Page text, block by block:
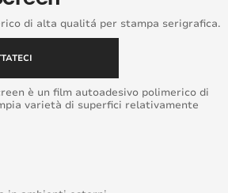
di alta qualitá per stampa serigrafica.
è un film autoadesivo polimerico di
varietà di superfici relativamente